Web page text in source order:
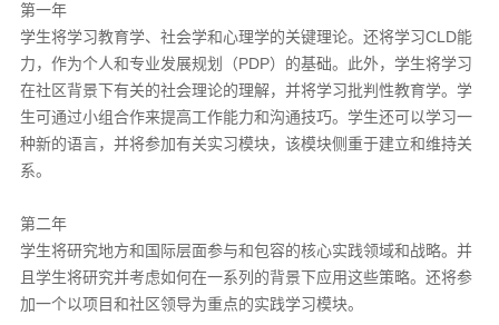
第一年
学生将学习教育学、社会学和心理学的关键理论。还将学习CLD能
力，作为个人和专业发展规划（PDP）的基础。此外，学生将学习
在社区背景下有关的社会理论的理解，并将学习批判性教育学。学
生可通过小组合作来提高工作能力和沟通技巧。学生还可以学习一
种新的语言，并将参加有关实习模块，该模块侧重于建立和维持关
系。
第二年
学生将研究地方和国际层面参与和包容的核心实践领域和战略。并
且学生将研究并考虑如何在一系列的背景下应用这些策略。还将参
加一个以项目和社区领导为重点的实践学习模块。